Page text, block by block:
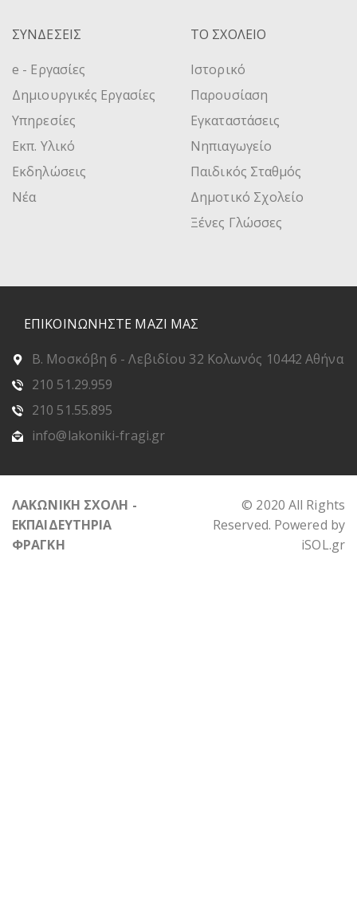
ΣΥΝΔΕΣΕΙΣ
e - Εργασίες
Δημιουργικές Εργασίες
Υπηρεσίες
Εκπ. Υλικό
Εκδηλώσεις
Νέα
ΤΟ ΣΧΟΛΕΙΟ
Ιστορικό
Παρουσίαση
Εγκαταστάσεις
Νηπιαγωγείο
Παιδικός Σταθμός
Δημοτικό Σχολείο
Ξένες Γλώσσες
ΕΠΙΚΟΙΝΩΝΗΣΤΕ ΜΑΖΙ ΜΑΣ
Β. Μοσκόβη 6 - Λεβιδίου 32 Κολωνός 10442 Αθήνα
210 51.29.959
210 51.55.895
info@lakoniki-fragi.gr
ΛΑΚΩΝΙΚΗ ΣΧΟΛΗ -
ΕΚΠΑΙΔΕΥΤΗΡΙΑ
ΦΡΑΓΚΗ
© 2020 All Rights
Reserved. Powered by
iSOL.gr